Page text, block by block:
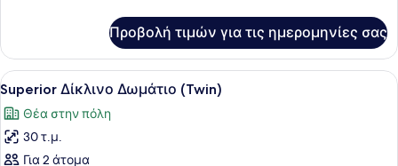
Σουίτα
Προβολή τιμών για τις ημερομηνίες σας
Προβολή
όλων
των
φωτογραφιών
για
Ένα δωμάτιο ξενοδοχείου με δύο
5
Superior Δίκλινο Δωμάτιο (Twin)
Θέα στην πόλη
30 τ.μ.
Για 2 άτομα